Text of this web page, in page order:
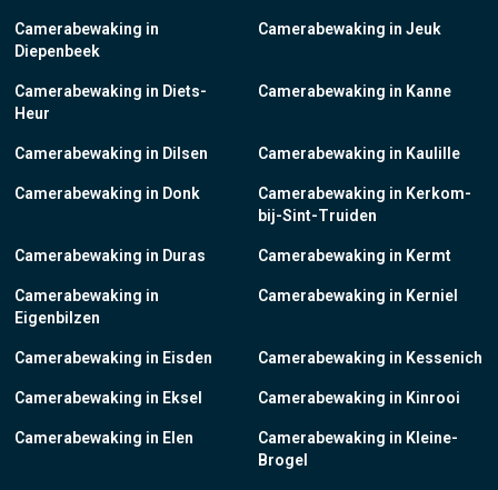
Camerabewaking in
Diepenbeek
Camerabewaking in Diets-
Heur
Camerabewaking in Dilsen
Camerabewaking in Donk
Camerabewaking in Duras
Camerabewaking in
Eigenbilzen
Camerabewaking in Eisden
Camerabewaking in Eksel
Camerabewaking in Elen
Camerabewaking in Jeuk
Camerabewaking in Kanne
Camerabewaking in Kaulille
Camerabewaking in Kerkom-
bij-Sint-Truiden
Camerabewaking in Kermt
Camerabewaking in Kerniel
Camerabewaking in Kessenich
Camerabewaking in Kinrooi
Camerabewaking in Kleine-
Brogel